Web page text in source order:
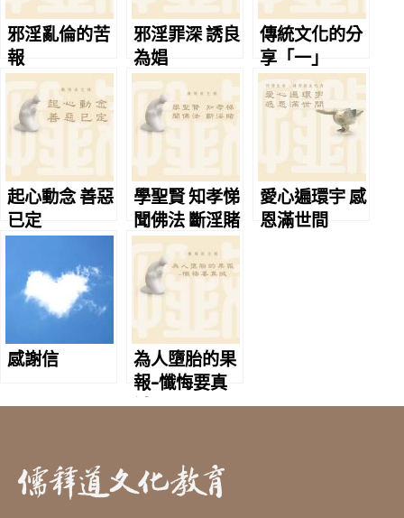
邪淫亂倫的苦
報
邪淫罪深 誘良
為娼
傳統文化的分
享「一」
起心動念 善惡
已定
學聖賢 知孝悌
聞佛法 斷淫賭
愛心遍環宇 感
恩滿世間
感謝信
為人墮胎的果
報-懺悔要真
誠